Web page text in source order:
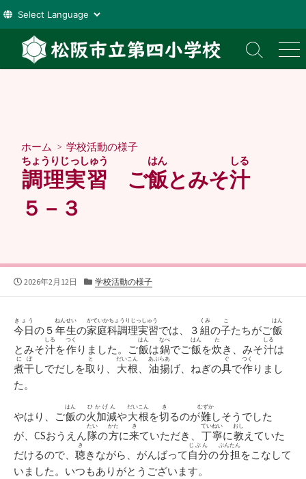
テ
検
索
メ
ニ
ホーム > 学校活動の様子
調理実習
ちょうりじっしゅう
ご飯
はん
とみそ汁
しる
５－３
公
2026年2月12日
カ
リ
ー
学校活動の様子
今日
きょう
の５ 年生
ねんせい
の家庭科調理実習
かていかちょうりじっしゅう
では、３ 組
くみ
の子
こ
たちがご飯
はん
とみそ汁
しる
を作
つく
りました。ご飯
はん
は鍋
なべ
でご飯
はん
を炊
た
き、みそ汁
しる
は
煮干
にぼ
しでだしを取
と
り、 大根
だいこん
、 油揚
あぶらあ
げ、ねぎの具
ぐ
で作
つく
りまし
た。
やはり、ご飯
はん
の火加減
ひかげん
や大根
だいこん
を切
き
るのが難
むずか
しそうでした
が、CSおうえん隊
たい
の方
かた
に来
き
ていただき、 丁寧
ていねい
に教
おし
えていた
だけるので、 聴
き
きながら、がんばって 自分
じぶん
の分担
ぶんたん
をこなして
いました。いつもありがとうございます。